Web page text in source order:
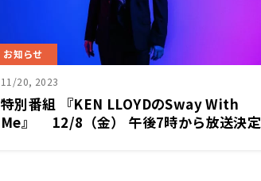
お知らせ
11/20, 2023
特別番組 『KEN LLOYDのSway With
Me』 12/8（金） 午後7時から放送決定